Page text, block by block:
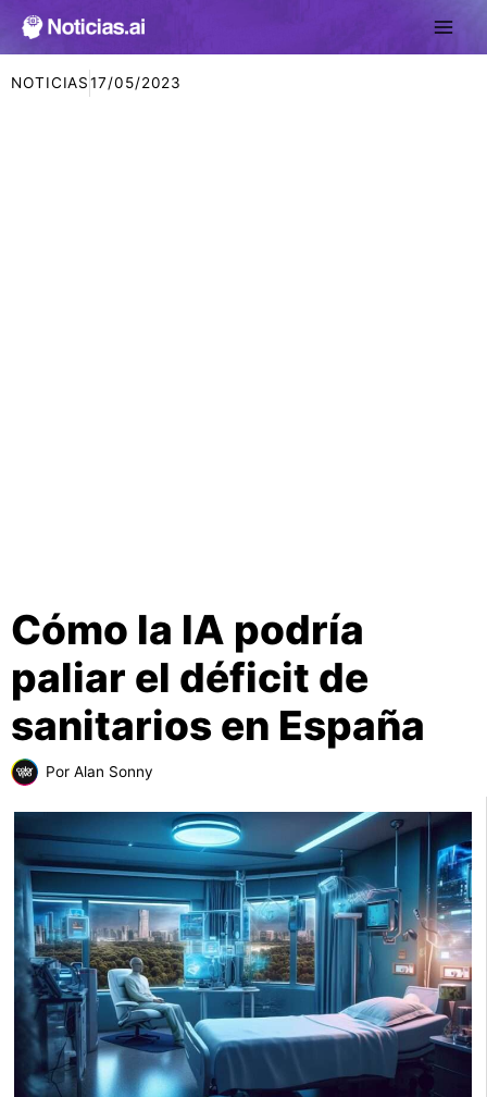
NOTICIAS 17/05/2023
Cómo la IA podría
paliar el déficit de
sanitarios en España
Por Alan Sonny